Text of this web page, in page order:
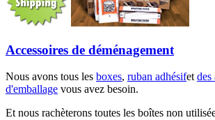
Accessoires de déménagement
Nous avons tous les boxes, ruban adhésifetdes
d'emballage vous avez besoin.
Et nous rachèterons toutes les boîtes non